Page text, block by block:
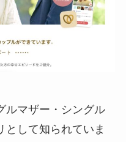
ルマザー・シングル
として知られていま